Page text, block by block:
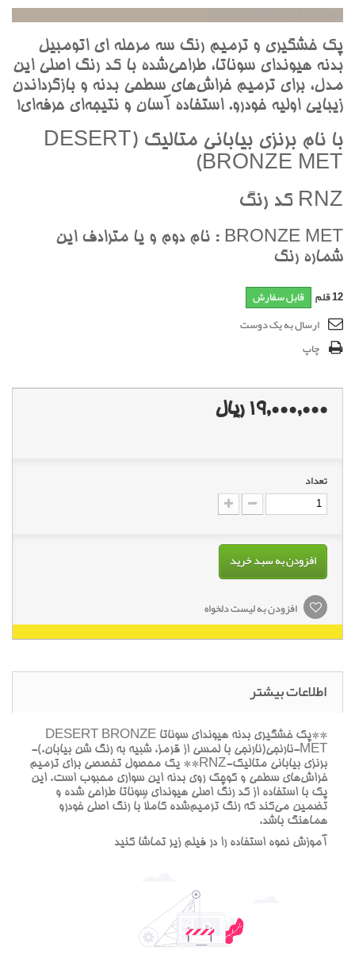
DESERT BRONZE MET RNZ
پک خشگيري و ترميم رنگ سه مرحله اي اتومبيل
بدنه هيونداي سوناتا، طراحي‌شده با کد رنگ اصلي اين
مدل، براي ترميم خراش‌هاي سطحي بدنه و بازگرداندن
زيبايي اوليه خودرو. استفاده آسان و نتيجه‌اي حرفه‌اي!
با نام برنزي بياباني متاليک (DESERT
BRONZE MET)
RNZ کد رنگ
BRONZE MET : نام دوم و يا مترادف اين
شماره رنگ
12قلم قابل سفارش
ارسال به یک دوست
چاپ
19,000,000 ریال
تعداد
افزودن به سبد خرید
افزودن به لیست دلخواه
اطلاعات بیشتر
**پک خشگيري بدنه هيونداي سوناتا DESERT BRONZE
MET-نارنجي(نارنجي با لمسي از قرمز، شبيه به رنگ شن بيابان.)-
برنزي بياباني متاليک-RNZ** يک محصول تخصصي براي ترميم
خراش‌هاي سطحي و کوچک روي بدنه اين سواري محبوب است. اين
پک با استفاده از کد رنگ اصلي هيونداي سوناتا طراحي شده و
تضمين مي‌کند که رنگ ترميم‌شده کاملاً با رنگ اصلي خودرو
هماهنگ باشد.
آموزش نحوه استفاده را در فيلم زير تماشا کنيد